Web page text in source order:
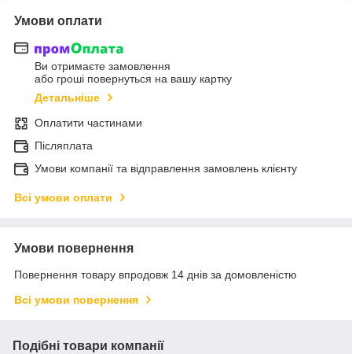
Умови оплати
Ви отримаєте замовлення
або гроші повернуться на вашу картку
Детальніше
Оплатити частинами
Післяплата
Умови компанії та відправлення замовлень клієнту
Всі умови оплати
Умови повернення
Повернення товару впродовж 14 днів за домовленістю
Всі умови повернення
Подібні товари компанії